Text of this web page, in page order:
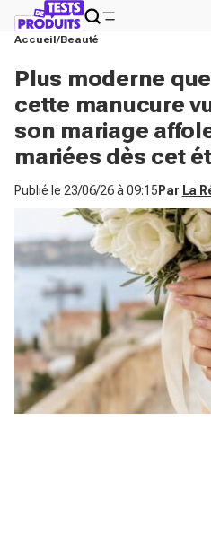
Accueil Beauté
Plus moderne
cette manucure
son mariage
mariées dès cet
Publié le 23/06/26 à 09:15 Par La